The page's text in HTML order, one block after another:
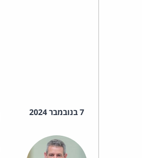
7 בנובמבר 2024